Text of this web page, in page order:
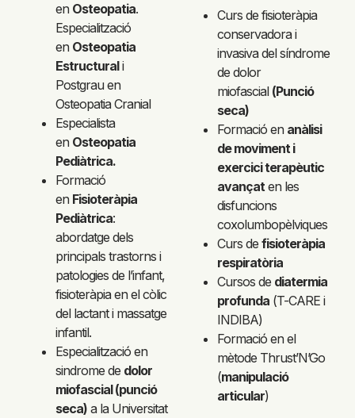
en Osteopatia.
Especialització
en Osteopatia
Estructurali
Postgrau en
Osteopatia Cranial
Especialista
en Osteopatia
Pediàtrica.
Formació
en Fisioteràpia
Pediàtrica:
abordatge dels
principals trastorns i
patologies de l’infant,
fisioteràpia en el còlic
del lactant i massatge
infantil.
Especialització en
sindrome de dolor
miofascial (punció
seca) a la Universitat
Curs de fisioteràpia
conservadora i
invasiva del síndrome
de dolor
miofascial (Punció
seca)
Formació en anàlisi
de moviment i
exercici terapèutic
avançaten les
disfuncions
coxolumbopèlviques
Curs de fisioteràpia
respiratòria
Cursos de diatermia
profunda (T-CARE i
INDIBA)
Formació en el
mètode Thrust’N’Go
(manipulació
articular)